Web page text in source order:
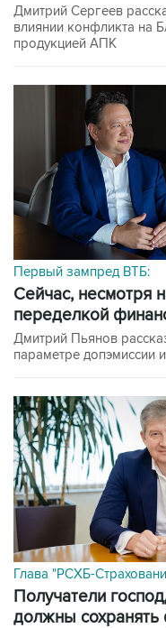
Дмитрий Сергеев
влиянии конфликта на
продукцией АПК
Первый зампред ВТБ:
сейчас, несмотря на лето, все корпят над
переделкой
Дмитрий Пьянов
параметре допэмиссии
Глава "РСХБ-
получатели господдержки различных видов
должны